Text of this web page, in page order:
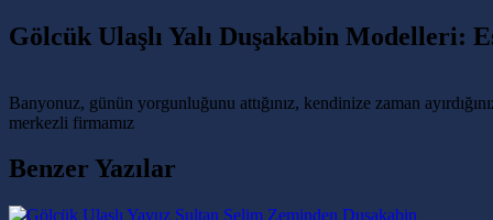
Gölcük Ulaşlı Yalı Duşakabin Modelleri:
Banyonuz, günün yorgunluğunu attığınız, kendinize zaman
merkezli firmamız
Benzer Yazılar